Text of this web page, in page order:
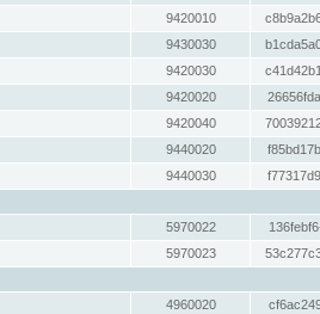
9420010
9430030
9420030
9420020
9420040
9440020
9440030
5970022
5970023
4960020